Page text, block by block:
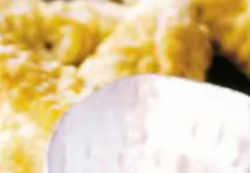
op smaak met de salie, peper en
met water en vouw tot een